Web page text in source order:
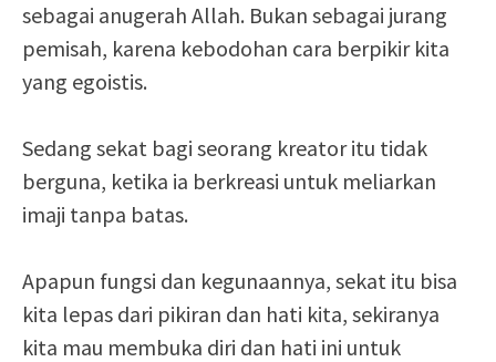
sebagai anugerah Allah. Bukan sebagai jurang
pemisah, karena kebodohan cara berpikir kita
yang egoistis.
Sedang sekat bagi seorang kreator itu tidak
berguna, ketika ia berkreasi untuk meliarkan
imaji tanpa batas.
Apapun fungsi dan kegunaannya, sekat itu bisa
kita lepas dari pikiran dan hati kita, sekiranya
kita mau membuka diri dan hati ini untuk